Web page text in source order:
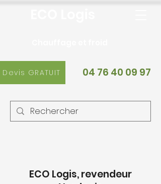
Devis GRATUIT 04 76 40 09 97
ECO Logis, revendeur